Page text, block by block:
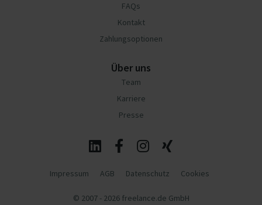
FAQs
Kontakt
Zahlungsoptionen
Über uns
Team
Karriere
Presse
Impressum AGB Datenschutz Cookies
© 2007 - 2026 freelance.de GmbH